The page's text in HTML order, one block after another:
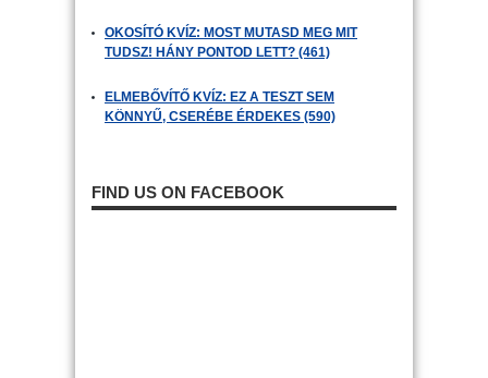
OKOSÍTÓ KVÍZ: MOST MUTASD MEG MIT
TUDSZ! HÁNY PONTOD LETT? (461)
ELMEBŐVÍTŐ KVÍZ: EZ A TESZT SEM
KÖNNYŰ, CSERÉBE ÉRDEKES (590)
FIND US ON FACEBOOK